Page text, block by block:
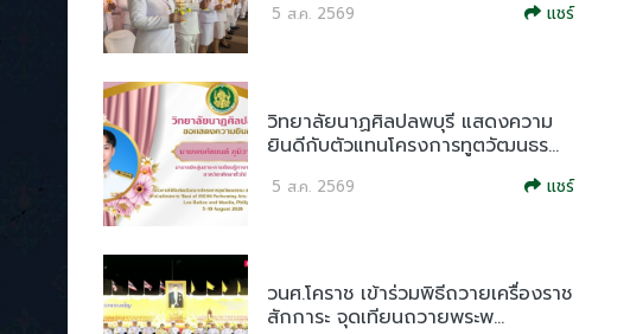
5 ส.ค. 2569 แชร์
วิทยาลัยนาฏศิลปลพบุรี แสดงความ
ยินดีกับตัวแทนโครงการทูตวัฒนธร...
5 ส.ค. 2569 แชร์
วนศ.โคราช เข้าร่วมพิธีถวายเครื่องราช
สักการะ จุดเทียนถวายพระพ...